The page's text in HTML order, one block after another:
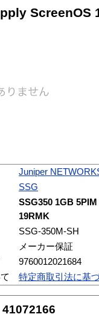
ScreenOS
Juniper
SSG
SSG350 1GB
19RMK
SSG-350M-SH
メーカー保証
9760012021684
特定商取引法に基
41072166